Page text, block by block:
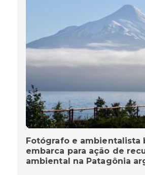
Fotógrafo e ambientalista
embarca para ação de
ambiental na Patagônia